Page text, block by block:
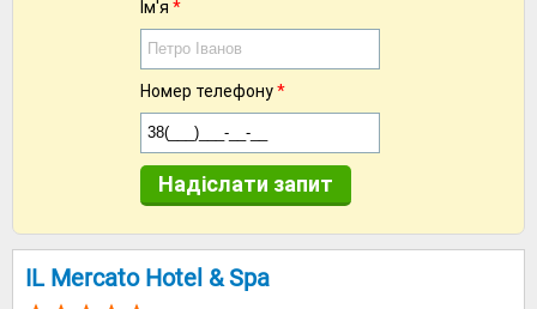
Ім'я *
Номер телефону*
Надіслати запит
IL Mercato Hotel & Spa